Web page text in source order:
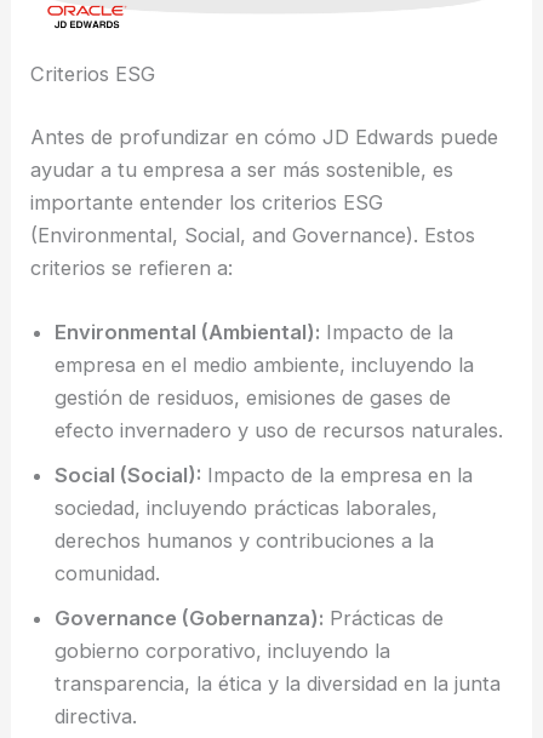
Criterios ESG
Antes de profundizar en cómo JD Edwards puede
ayudar a tu empresa a ser más sostenible, es
importante entender los criterios ESG
(Environmental, Social, and Governance). Estos
criterios se refieren a:
Environmental (Ambiental): Impacto de la
empresa en el medio ambiente, incluyendo la
gestión de residuos, emisiones de gases de
efecto invernadero y uso de recursos naturales.
Social (Social): Impacto de la empresa en la
sociedad, incluyendo prácticas laborales,
derechos humanos y contribuciones a la
comunidad.
Governance (Gobernanza): Prácticas de
gobierno corporativo, incluyendo la
transparencia, la ética y la diversidad en la junta
directiva.